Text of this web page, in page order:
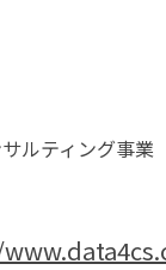
ルティング事業